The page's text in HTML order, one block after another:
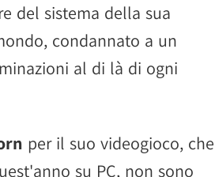
del sistema della sua
condannato a un
al di là di ogni
per il suo videogioco, che
su PC, non sono